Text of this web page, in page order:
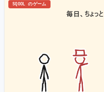
SQOOL のゲーム